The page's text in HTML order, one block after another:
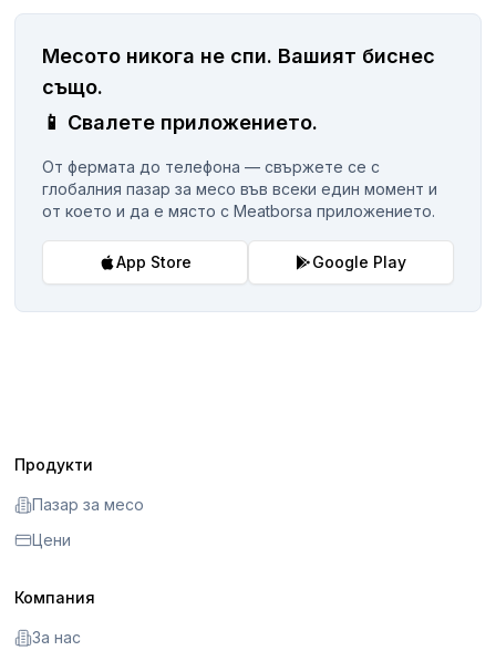
Месото никога не спи. Вашият биснес
същo.
📱 Свалете приложението.
От фермата до телефона — свържете се с
глобалния пазар за месо във всеки един момент и
от което и да е място с Meatborsa приложението.
App Store Google Play
Продукти
Пазар за месо
Цени
Компания
За нас